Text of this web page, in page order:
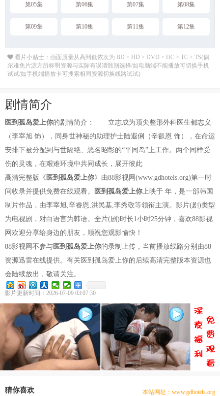
第05集 第06集 第07集 第08集
第09集 第10集 第11集 第12集
看片小贴士：画面质量从高到低依次为 BD > HD > DVD > HC > TC > TS(偶
尔难免片源方所标明资源与实际有误请甄别选择/如电脑端不能播放可切换手机
试试/如手机端播放卡可搜索相同资源切换线路试试)
剧情简介
医到孤岛爱上你的剧情简介： 立志成为顶尖整形外科医生都志义
（李宰旭 饰），同身世神秘的助理护士陆遐俐（辛叡恩 饰），在命运
安排下被分配到与世隔绝、恶名昭彰的“平同岛”上工作。两个同样受
伤的灵魂，在艰难环境中共同成长，展开彼此
高清完整版《 医到孤岛爱上你》由88影视网(www.gdhotels.org)第一时
间收录并提供免费在线观看。
医到孤岛爱上你上映于 年，是一部韩国
制片作品，由李宰旭,辛睿恩,洪民基,李秀敬等领衔主演。影片(剧)类型
为电视剧，对白语言为韩语。全片(剧)时长1小时25分钟，喜欢88影视
网欢迎分享给身边的朋友，顺祝您观影愉快！
88影视网不参与医到孤岛爱上你的录制上传，当前播放线路分别由88
资源迅雷在线提供。有关医到孤岛爱上你的后续高清完整版本资源也
会陆续放出，敬请关注。
影片更新时间：2026-07-09 03:07:30
猜你喜欢
豆瓣优片库，万部电视剧在线选
现已收录电视剧 4955 部
本站网址：www.gdhotels.org